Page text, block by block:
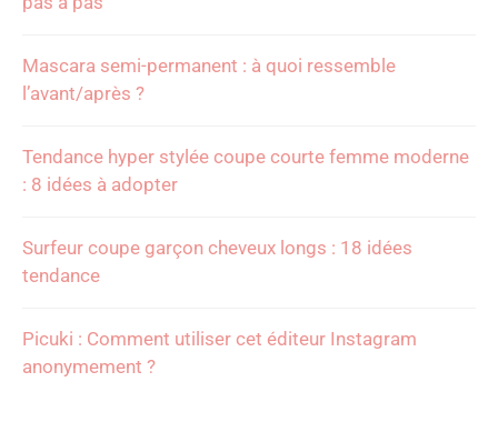
Mascara semi-permanent : à quoi ressemble
l’avant/après ?
Tendance hyper stylée coupe courte femme moderne
: 8 idées à adopter
Surfeur coupe garçon cheveux longs : 18 idées
tendance
Picuki : Comment utiliser cet éditeur Instagram
anonymement ?